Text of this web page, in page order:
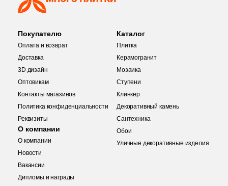
Покупателю
Оплата и возврат
Доставка
3D дизайн
Оптовикам
Контакты магазинов
Политика конфиденциальности
Реквизиты
О компании
О компании
Новости
Вакансии
Дипломы и награды
Каталог
Плитка
Керамогранит
Мозаика
Ступени
Клинкер
Декоративный камень
Сантехника
Обои
Уличные декоративные изделия